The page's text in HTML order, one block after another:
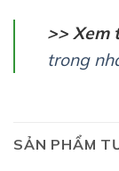
>> Xem
trong
SẢN PHẨM